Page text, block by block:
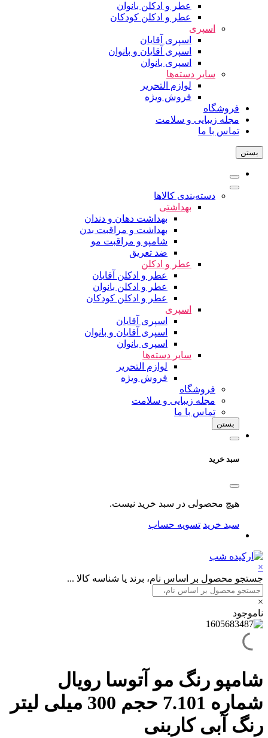
عطر و ادکلن بانوان
عطر و ادکلن کودکان
اسپری
اسپری آقایان
اسپری آقایان و بانوان
اسپری بانوان
سایر دسته‌ها
لوازم التحریر
فروش ویژه
فروشگاه
مجله زیبایی و سلامت
تماس با ما
بستن
دسته‌بندی کالاها
بهداشتی
بهداشت دهان و دندان
بهداشت و مراقبت بدن
شامپو و مراقبت مو
ضد تعریق
عطر و ادکلن
عطر و ادکلن آقایان
عطر و ادکلن بانوان
عطر و ادکلن کودکان
اسپری
اسپری آقایان
اسپری آقایان و بانوان
اسپری بانوان
سایر دسته‌ها
لوازم التحریر
فروش ویژه
فروشگاه
مجله زیبایی و سلامت
تماس با ما
بستن
سبد خرید
هیچ محصولی در سبد خرید نیست.
سبد خرید تسویه حساب
×
جستجو محصول بر اساس نام، برند یا شناسه کالا ...
×
ناموجود
شامپو رنگ مو آتوسا رويال
شماره 7.101 حجم 300 میلی ليتر
رنگ آبی كاربنی